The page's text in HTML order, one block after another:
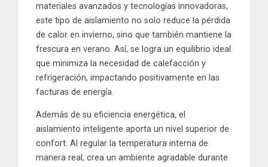
materiales avanzados y tecnologías innovadoras,
este tipo de aislamiento no solo reduce la pérdida
de calor en invierno, sino que también mantiene la
frescura en verano. Así, se logra un equilibrio ideal
que minimiza la necesidad de calefacción y
refrigeración, impactando positivamente en las
facturas de energía.
Además de su eficiencia energética, el
aislamiento inteligente aporta un nivel superior de
confort. Al regular la temperatura interna de
manera real, crea un ambiente agradable durante